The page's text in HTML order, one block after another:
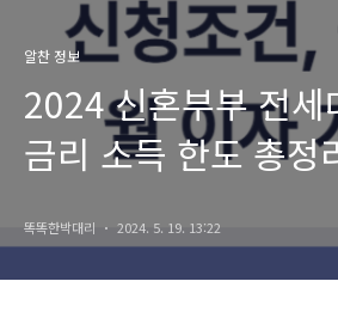
알찬 정보
2024 신혼부부 전세
금리 소득 한도 총정
똑똑한박대리 2024. 5. 19. 13:22